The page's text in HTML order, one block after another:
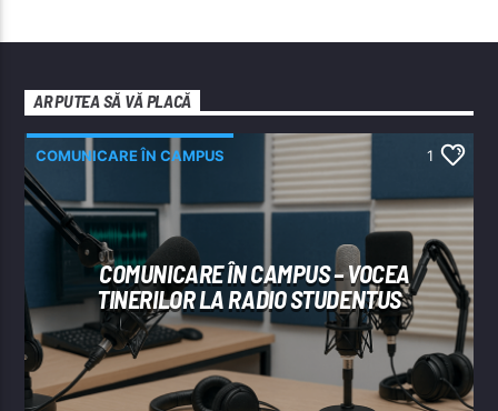
AR PUTEA SĂ VĂ PLACĂ
COMUNICARE ÎN CAMPUS 1
COMUNICARE ÎN CAMPUS – VOCEA
TINERILOR LA RADIO STUDENTUS